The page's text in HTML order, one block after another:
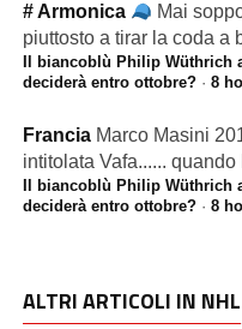
# Armonica
Mai
piuttosto a tirar la coda a
Il biancoblù Philip Wüthrich
deciderà entro ottobre?· 8
Francia Marco Masini
intitolata Vafa...... quando
Il biancoblù Philip Wüthrich
deciderà entro ottobre?· 8
ALTRI ARTICOLI IN NHL